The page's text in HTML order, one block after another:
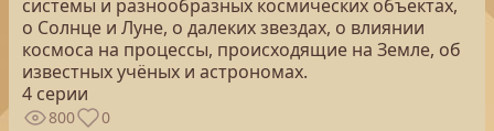
системы и разнообразных космических объектах,
о Солнце и Луне, о далеких звездах, о влиянии
космоса на процессы, происходящие на Земле, об
известных учёных и астрономах.
4 серии
800 0